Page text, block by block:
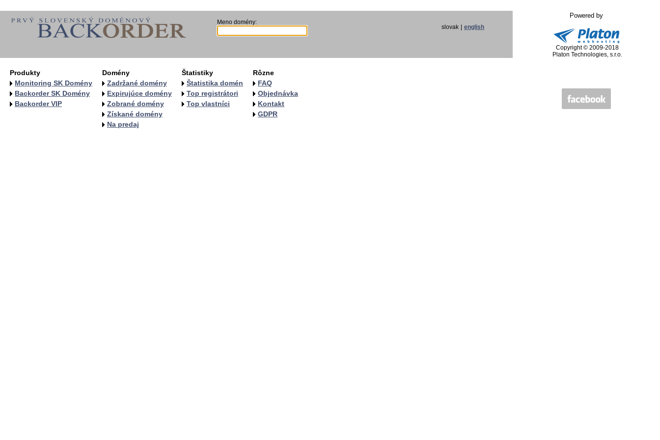
Meno domény:
slovak english
Powered by
Copyright © 2009-2018
Platon Technologies, s.r.o.
Produkty
Monitoring SK Domény
Backorder SK Domény
Backorder VIP
Domény
Zadržané domény
Expirujúce domény
Zobrané domény
Získané domény
Na predaj
Štatistiky
Štatistika domén
Top registrátori
Top vlastníci
Rôzne
FAQ
Objednávka
Kontakt
GDPR